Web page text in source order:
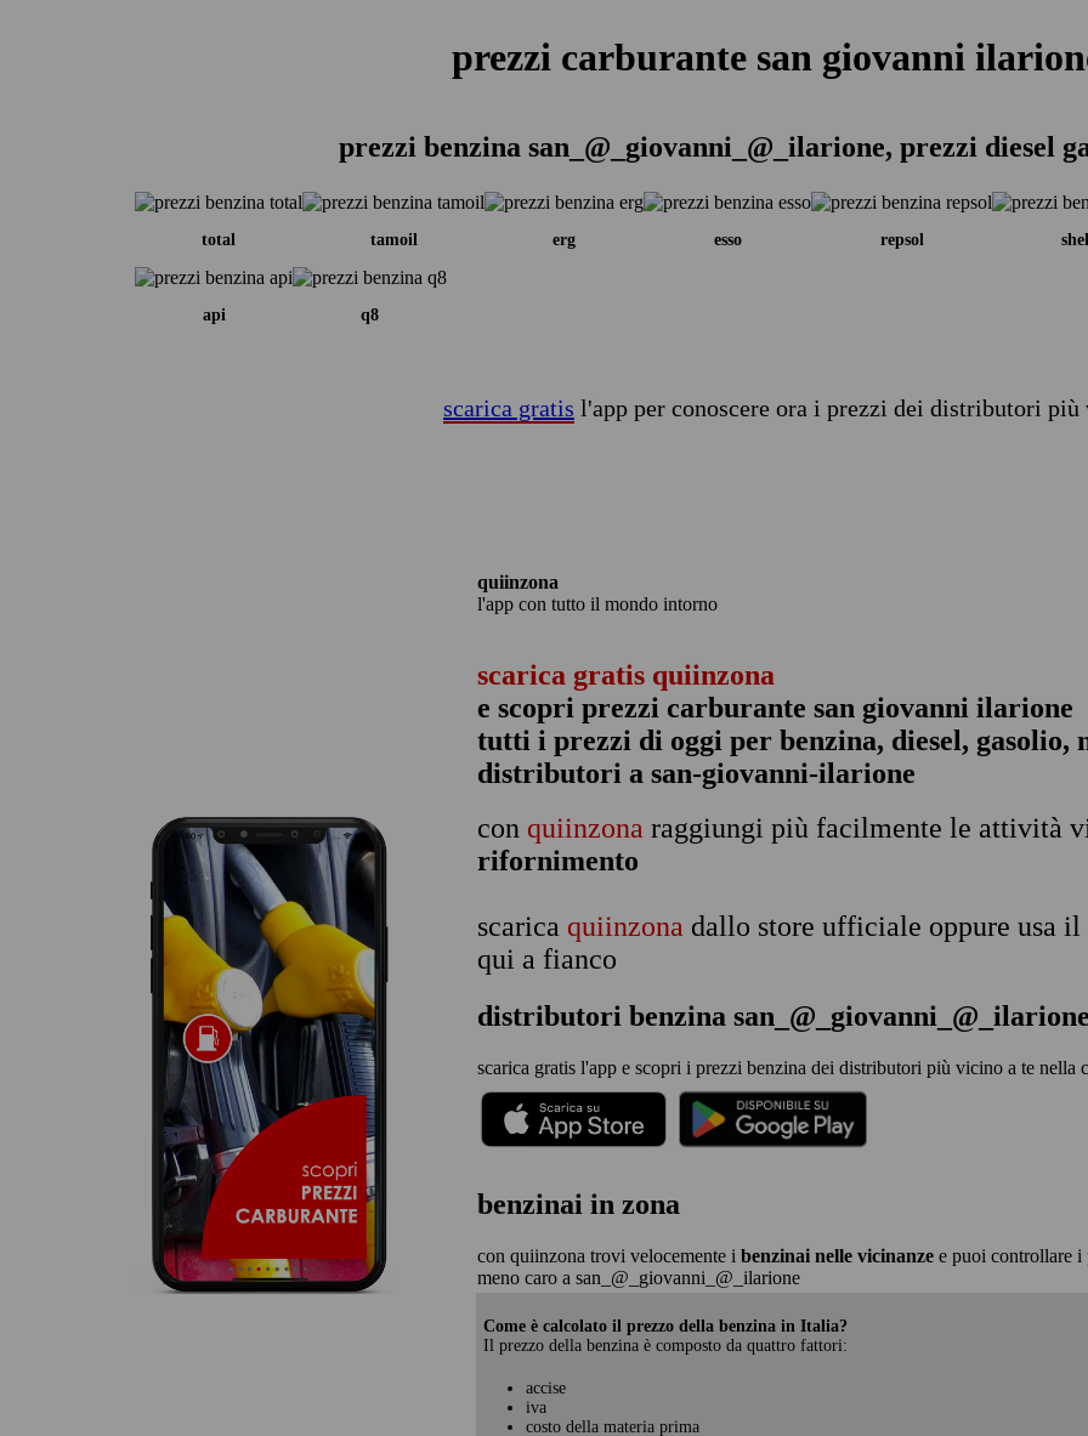
prezzi carburante san giovanni
prezzi benzina san_@_giovanni_@_ilarione, prezzi diesel
total tamoil erg esso repsol
api q8
scarica gratis l'app per conoscere ora i prezzi dei distributori più
quiinzona
l'app con tutto il mondo intorno
scarica gratis quiinzona
e scopri prezzi carburante san giovanni ilarione
tutti i prezzi di oggi per benzina, diesel, gasolio,
distributori a san-giovanni-ilarione
con quiinzona raggiungi più facilmente le attività
rifornimento
scarica quiinzona dallo store ufficiale oppure usa il
qui a fianco
distributori benzina
scarica gratis l'app e scopri i prezzi benzina dei distributori più vicino a te
benzinai in zona
con quiinzona trovi velocemente i benzinai nelle vicinanze e puoi controllare i
meno caro a san_@_giovanni_@_ilarione
Come è calcolato il prezzo della benzina in Italia?
Il prezzo della benzina è composto da quattro fattori:
accise
iva
costo della materia prima